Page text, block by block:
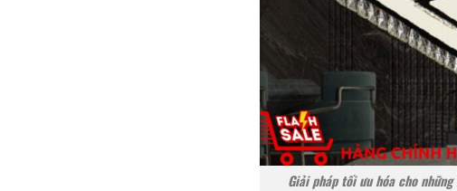
Giải pháp tối ưu hóa cho